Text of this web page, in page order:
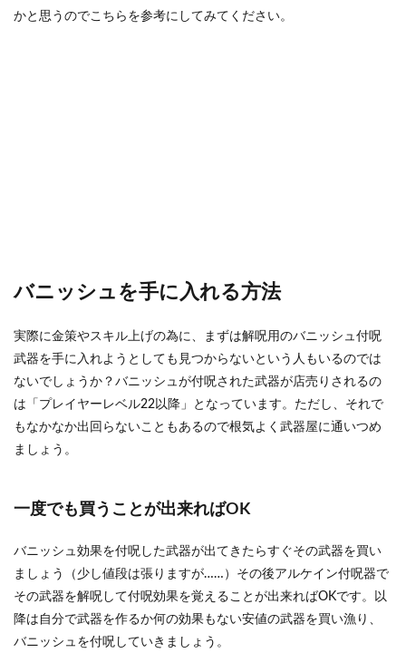
かと思うのでこちらを参考にしてみてください。
バニッシュを手に入れる方法
実際に金策やスキル上げの為に、まずは解呪用のバニッシュ付呪
武器を手に入れようとしても見つからないという人もいるのでは
ないでしょうか？バニッシュが付呪された武器が店売りされるの
は「プレイヤーレベル22以降」となっています。ただし、それで
もなかなか出回らないこともあるので根気よく武器屋に通いつめ
ましょう。
一度でも買うことが出来ればOK
バニッシュ効果を付呪した武器が出てきたらすぐその武器を買い
ましょう（少し値段は張りますが……）その後アルケイン付呪器で
その武器を解呪して付呪効果を覚えることが出来ればOKです。以
降は自分で武器を作るか何の効果もない安値の武器を買い漁り、
バニッシュを付呪していきましょう。